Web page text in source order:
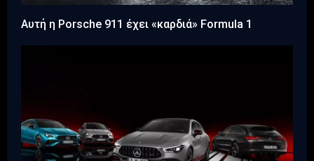
Αυτή η Porsche 911 έχει «καρδιά» Formula 1